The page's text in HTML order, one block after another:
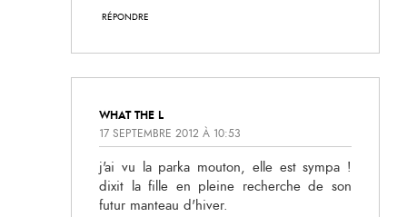
RÉPONDRE
WHAT THE L
17 SEPTEMBRE 2012 À 10:53
j'ai vu la parka mouton, elle est sympa !
dixit la fille en pleine recherche de son
futur manteau d'hiver.